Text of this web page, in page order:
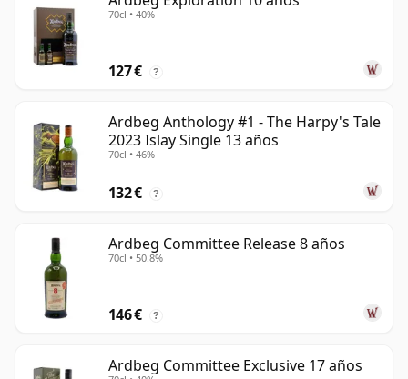
70cl • 40%
127 € ?
Ardbeg Anthology #1 - The Harpy's Tale
2023 Islay Single 13 años
70cl • 46%
132 € ?
Ardbeg Committee Release 8 años
70cl • 50.8%
146 € ?
Ardbeg Committee Exclusive 17 años